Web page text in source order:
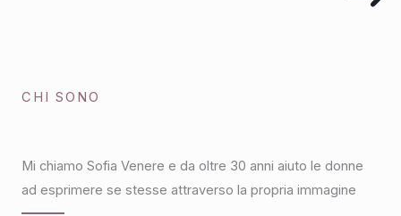
CHI SONO
Mi chiamo Sofia Venere e da oltre 30 anni aiuto le donne
ad esprimere se stesse attraverso la propria immagine